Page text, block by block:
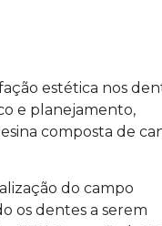
estética nos
e planejamento,
composta de
do campo
os dentes a serem